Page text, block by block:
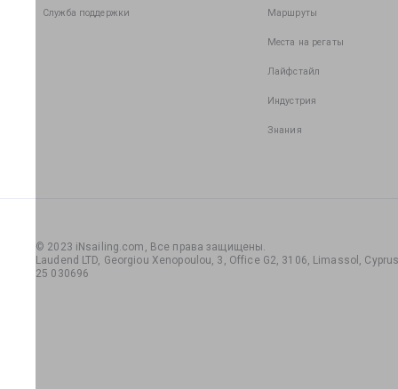
Служба поддержки Маршруты
Места на регаты
Лайфстайл
Индустрия
Знания
© 2023 iNsailing.com, Все права защищены.
Laudend LTD, Georgiou Xenopoulou, 3, Office G2, 3106, Limassol,
25 030696